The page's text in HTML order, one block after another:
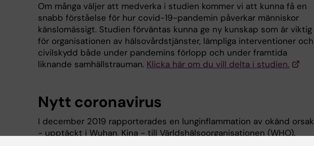
Om många väljer att medverka i studien kommer vi att kunna få en
snabb förståelse för hur covid-19-pandemin påverkar människor
känslomässigt. Studien förväntas kunna ge ny kunskap som är viktig
för organisationen av hälsovårdstjänster, lämpliga interventioner och
civilskydd både under pandemins förlopp och under framtida
liknande samhällstrauman. Klicka här om du vill delta i studien.
Nytt coronavirus
I december 2019 rapporterades en lunginflammation av okänd orsak
- upptäckt i Wuhan, Kina - till Världshälsoorganisationen (WHO).